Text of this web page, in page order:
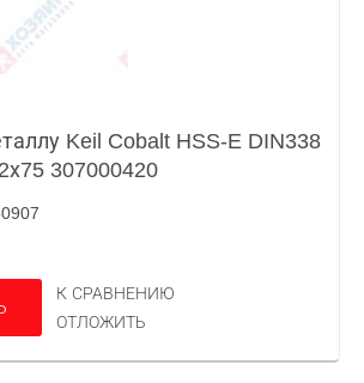
Keil Cobalt HSS-E DIN338
307000420
К СРАВНЕНИЮ
ОТЛОЖИТЬ